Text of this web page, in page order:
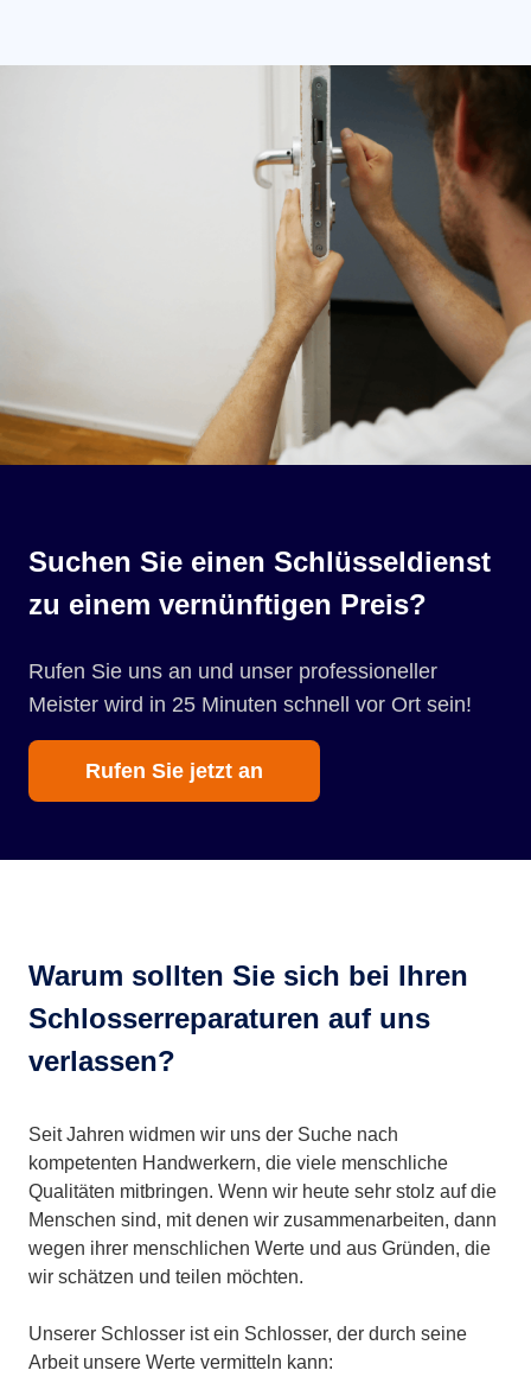
Suchen Sie einen Schlüsseldienst
zu einem vernünftigen Preis?
Rufen Sie uns an und unser professioneller
Meister wird in 25 Minuten schnell vor Ort sein!
Rufen Sie jetzt an
Warum sollten Sie sich bei Ihren
Schlosserreparaturen auf uns
verlassen?
Seit Jahren widmen wir uns der Suche nach
kompetenten Handwerkern, die viele menschliche
Qualitäten mitbringen. Wenn wir heute sehr stolz auf die
Menschen sind, mit denen wir zusammenarbeiten, dann
wegen ihrer menschlichen Werte und aus Gründen, die
wir schätzen und teilen möchten.
Unserer Schlosser ist ein Schlosser, der durch seine
Arbeit unsere Werte vermitteln kann: